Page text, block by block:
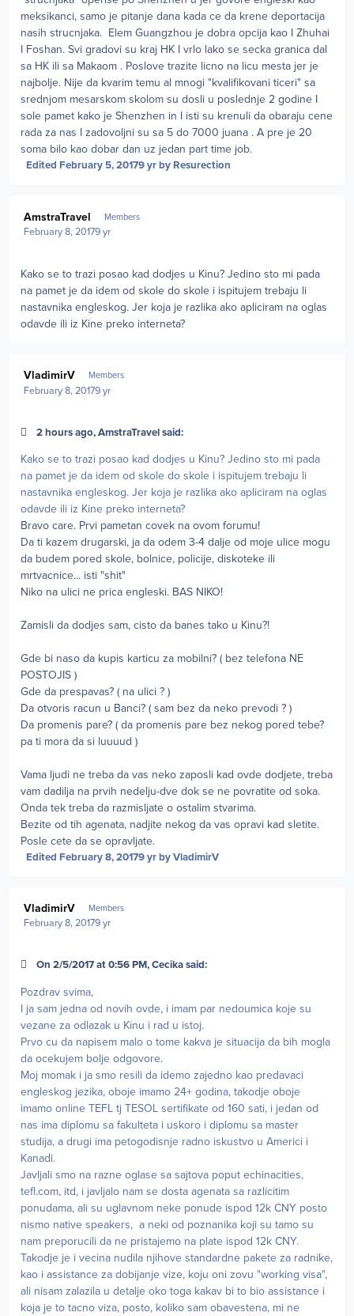
meksikanci, samo je pitanje dana kada ce da krene deportacija
nasih strucnjaka. Elem Guangzhou je dobra opcija kao I Zhuhai
I Foshan. Svi gradovi su kraj HK I vrlo lako se secka granica dal
sa HK ili sa Makaom . Poslove trazite licno na licu mesta jer je
najbolje. Nije da kvarim temu al mnogi "kvalifikovani ticeri" sa
srednjom mesarskom skolom su dosli u poslednje 2 godine I
sole pamet kako je Shenzhen in I isti su krenuli da obaraju cene
rada za nas I zadovoljni su sa 5 do 7000 juana . A pre je 20
soma bilo kao dobar dan uz jedan part time job.
Edited February 5, 20179 yrby Resurection
AmstraTravel Members
February 8, 20179 yr
Kako se to trazi posao kad dodjes u Kinu? Jedino sto mi pada
na pamet je da idem od skole do skole i ispitujem trebaju li
nastavnika engleskog. Jer koja je razlika ako apliciram na oglas
odavde ili iz Kine preko interneta?
VladimirV Members
February 8, 20179 yr
2 hours ago, AmstraTravel said:
Kako se to trazi posao kad dodjes u Kinu? Jedino sto mi pada
na pamet je da idem od skole do skole i ispitujem trebaju li
nastavnika engleskog. Jer koja je razlika ako apliciram na oglas
odavde ili iz Kine preko interneta?
Bravo care. Prvi pametan covek na ovom forumu!
Da ti kazem drugarski, ja da odem 3-4 dalje od moje ulice mogu
da budem pored skole, bolnice, policije, diskoteke ili
mrtvacnice... isti "shit"
Niko na ulici ne prica engleski. BAS NIKO!
Zamisli da dodjes sam, cisto da banes tako u Kinu?!
Gde bi naso da kupis karticu za mobilni? ( bez telefona NE
POSTOJIS )
Gde da prespavas? ( na ulici ? )
Da otvoris racun u Banci? ( sam bez da neko prevodi ? )
Da promenis pare? ( da promenis pare bez nekog pored tebe?
pa ti mora da si luuuud )
Vama ljudi ne treba da vas neko zaposli kad ovde dodjete, treba
vam dadilja na prvih nedelju-dve dok se ne povratite od soka.
Onda tek treba da razmisljate o ostalim stvarima.
Bezite od tih agenata, nadjite nekog da vas opravi kad sletite.
Posle cete da se opravljate.
Edited February 8, 20179 yrby VladimirV
VladimirV Members
February 8, 20179 yr
On 2/5/2017 at 0:56 PM, Cecika said:
Pozdrav svima,
I ja sam jedna od novih ovde, i imam par nedoumica koje su
vezane za odlazak u Kinu i rad u istoj.
Prvo cu da napisem malo o tome kakva je situacija da bih mogla
da ocekujem bolje odgovore.
Moj momak i ja smo resili da idemo zajedno kao predavaci
engleskog jezika, oboje imamo 24+ godina, takodje oboje
imamo online TEFL tj TESOL sertifikate od 160 sati, i jedan od
nas ima diplomu sa fakulteta i uskoro i diplomu sa master
studija, a drugi ima petogodisnje radno iskustvo u Americi i
Kanadi.
Javljali smo na razne oglase sa sajtova poput echinacities,
tefl.com, itd, i javljalo nam se dosta agenata sa razlicitim
ponudama, ali su uglavnom neke ponude ispod 12k CNY posto
nismo native speakers, a neki od poznanika koji su tamo su
nam preporucili da ne pristajemo na plate ispod 12k CNY.
Takodje je i vecina nudila njihove standardne pakete za radnike,
kao i assistance za dobijanje vize, koju oni zovu "working visa",
ali nisam zalazila u detalje oko toga kakav bi to bio assistance i
koja je to tacno viza, posto, koliko sam obavestena, mi ne